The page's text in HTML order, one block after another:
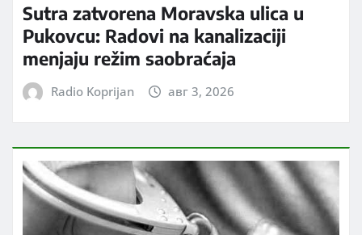
Sutra zatvorena Moravska ulica u
Pukovcu: Radovi na kanalizaciji
menjaju režim saobraćaja
Radio Koprijan авг 3, 2026